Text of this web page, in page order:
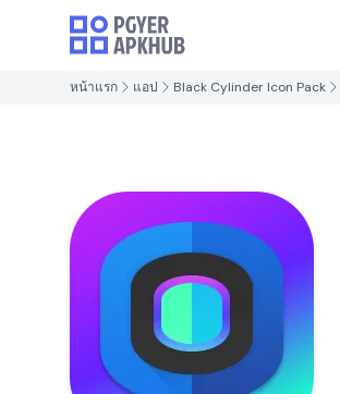
หน้าแรก แอป Black Cylinder Icon Pack